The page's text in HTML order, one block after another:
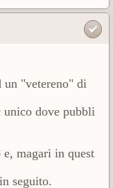
un "vetereno" di
unico dove pubbli
e, magari in quest
seguito.